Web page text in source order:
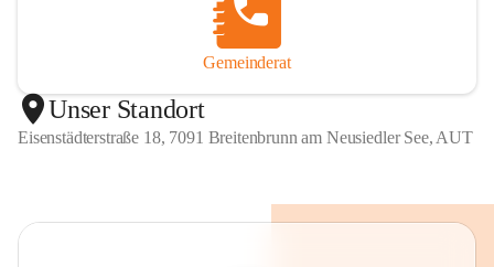
Gemeinderat
Unser Standort
Eisenstädterstraße 18, 7091 Breitenbrunn am Neusiedler See, AUT